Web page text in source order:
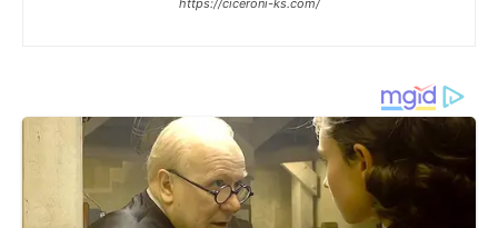
https://ciceroni-ks.com/